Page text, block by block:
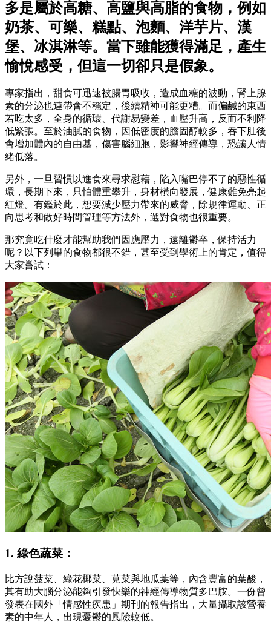
多是屬於高糖、高鹽與高脂的食物，例如
奶茶、可樂、糕點、泡麵、洋芋片、漢
堡、冰淇淋等。當下雖能獲得滿足，產生
愉悅感受，但這一切卻只是假象。
專家指出，甜食可迅速被腸胃吸收，造成血糖的波動，腎上腺
素的分泌也連帶會不穩定，後續精神可能更糟。而偏鹹的東西
若吃太多，全身的循環、代謝易變差，血壓升高，反而不利降
低緊張。至於油膩的食物，因低密度的膽固醇較多，吞下肚後
會增加體內的自由基，傷害腦細胞，影響神經傳導，恐讓人情
緒低落。
另外，一旦習慣以進食來尋求慰藉，陷入嘴巴停不了的惡性循
環，長期下來，只怕體重攀升，身材橫向發展，健康難免亮起
紅燈。有鑑於此，想要減少壓力帶來的威脅，除規律運動、正
向思考和做好時間管理等方法外，選對食物也很重要。
那究竟吃什麼才能幫助我們因應壓力，遠離鬱卒，保持活力
呢？以下列舉的食物都很不錯，甚至受到學術上的肯定，值得
大家嘗試：
1. 綠色蔬菜：
比方說菠菜、綠花椰菜、莧菜與地瓜葉等，內含豐富的葉酸，
其有助大腦分泌能夠引發快樂的神經傳導物質多巴胺。一份曾
發表在國外「情感性疾患」期刊的報告指出，大量攝取該營養
素的中年人，出現憂鬱的風險較低。